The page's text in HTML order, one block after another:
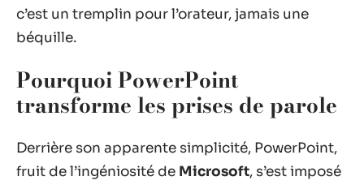
c’est un tremplin pour l’orateur, jamais une
béquille.
Pourquoi PowerPoint
transforme les prises de parole
Derrière son apparente simplicité, PowerPoint,
fruit de l’ingéniosité de Microsoft, s’est imposé